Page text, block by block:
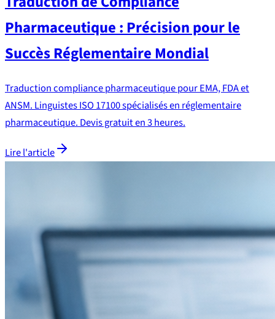
Pharmaceutique : Précision pour le
Succès Réglementaire Mondial
Traduction compliance pharmaceutique pour EMA, FDA et
ANSM. Linguistes ISO 17100 spécialisés en réglementaire
pharmaceutique. Devis gratuit en 3 heures.
Lire l'article